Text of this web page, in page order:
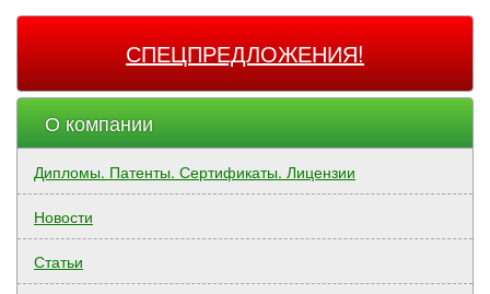
СПЕЦПРЕДЛОЖЕНИЯ!
О компании
Дипломы. Патенты. Сертификаты. Лицензии
Новости
Статьи